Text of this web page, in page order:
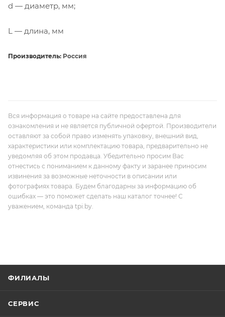
d — диаметр, мм;
L — длина, мм
Производитель: Россия
Вся информация о товаре на сайте предоставлена для
ознакомления и не является публичной офертой. Производители
оставляют за собой право изменять упаковку, внешний вид,
характеристики или комплектацию товара, предварительно не
уведомляя об этом продавца. Убедительно просим Вас
отнестись с пониманием к данному факту и заранее приносим
извинения за возможные неточности в описании или
фотографиях товара. Будем благодарны за информацию об
ошибках — это поможет сделать наш каталог точнее! С
уважением, команда tpi.by.
ФИЛИАЛЫ
СЕРВИС